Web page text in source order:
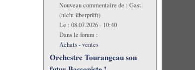
Nouveau commentaire de : Gast
(nicht überprüft)
Le : 08.07.2026 - 10:40
Dans le forum :
Achats - ventes
Orchestre Tourangeau son